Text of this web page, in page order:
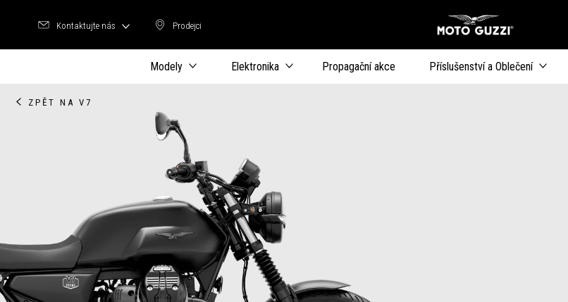
Prodejci
Prodejci
Kontaktujte nás
Modely Elektronika Propagační akce Příslušenství a Oblečení
ZPĚT NA V7